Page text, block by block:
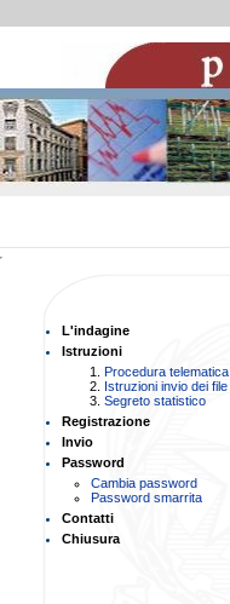
L'indagine
Istruzioni
Procedura telematica
Istruzioni invio dei file
Segreto statistico
Registrazione
Invio
Password
Cambia password
Password smarrita
Contatti
Chiusura